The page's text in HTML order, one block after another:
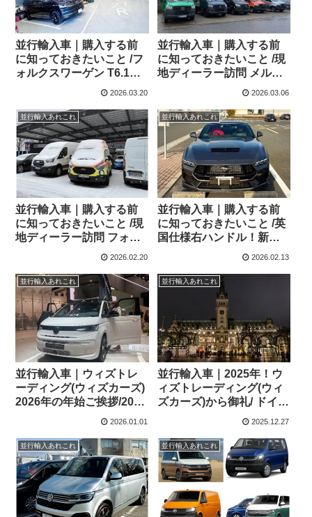
並行輸入車｜購入する前
に知っておきたいこと /フ
ォルクスワーゲン T6.1カ
ラベル！ダウンスプリン
イヤ交換！
2026.03.20
並行輸入車｜購入する前
に知っておきたいこと /現
地ディーラー訪問 メルセ
デスベンツ コマーシャル
2026.03.06
並行輸入あれこれ
並行輸入車｜購入する前
に知っておきたいこと /現
地ディーラー訪問 フォー
ド コマーシャルショップ
2026.02.20
並行輸入あれこれ
並行輸入車｜購入する前
に知っておきたいこと /英
国仕様右ハンドル！新
型！Ford Mustang5.0 V8
Automaticを広島県のNさ
まへご納車させていただ
2026.02.13
並行輸入あれこれ
並行輸入車｜ウィズトレ
ーディング(ウィズカーズ)
2026年の年始ご挨拶/2026
年お正月キャンペーンの
2026.01.01
並行輸入あれこれ
並行輸入車｜2025年！ウ
ィズトレーディング(ウィ
ズカーズ)から御礼/ ドイツ
2025.12.27
並行輸入あれこれ 並行輸入あれこれ